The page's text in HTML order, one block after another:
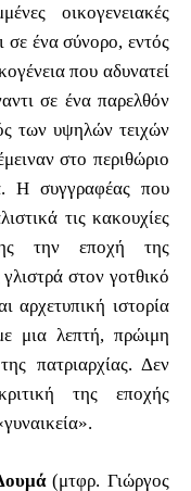
οικογενειακές
σε ένα σύνορο, εντός
που αδυνατεί
σε ένα παρελθόν
των υψηλών τειχών
στο περιθώριο
Η συγγραφέας που
τις κακουχίες
την εποχή της
στον γοτθικό
αρχετυπική ιστορία
μια λεπτή, πρώιμη
πατριαρχίας. Δεν
της εποχής
(μτφρ. Γιώργος